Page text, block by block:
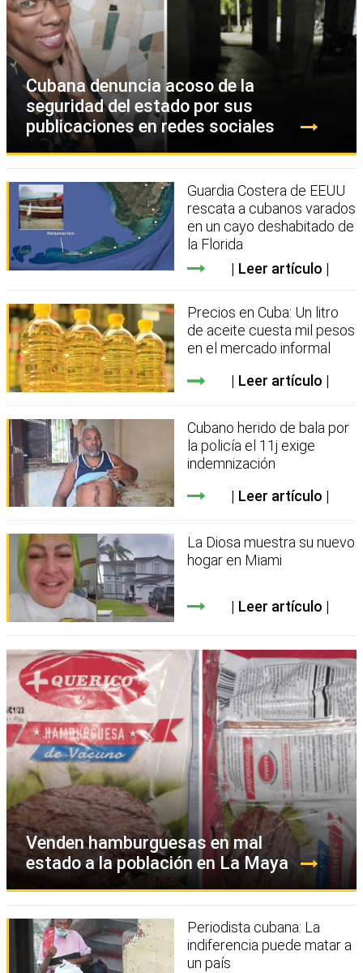
Cubana denuncia acoso de la
seguridad del estado por sus
publicaciones en redes sociales
Guardia Costera de EEUU
rescata a cubanos varados
en un cayo deshabitado de
la Florida
Leer artículo
Precios en Cuba: Un litro
de aceite cuesta mil pesos
en el mercado informal
Leer artículo
Cubano herido de bala por
la policía el 11j exige
indemnización
Leer artículo
La Diosa muestra su nuevo
hogar en Miami
Leer artículo
Venden hamburguesas en mal
estado a la población en La Maya
Periodista cubana: La
indiferencia puede matar a
un país